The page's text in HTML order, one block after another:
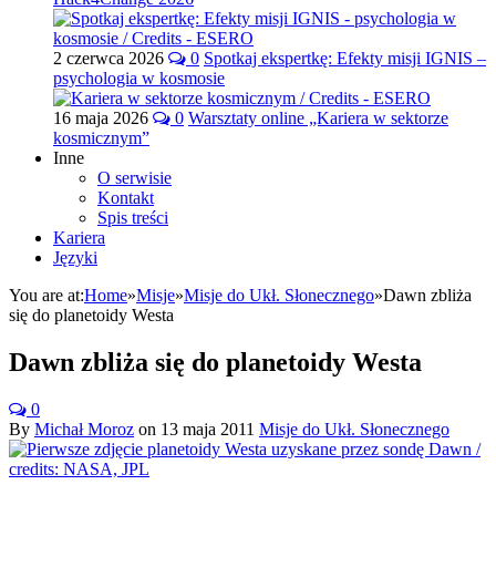
2 czerwca 2026 0 Spotkaj ekspertkę: Efekty misji IGNIS –
psychologia w kosmosie
16 maja 2026 0 Warsztaty online „Kariera w sektorze
kosmicznym”
Inne
O serwisie
Kontakt
Spis treści
Kariera
Języki
You are at:Home»Misje»Misje do Ukł. Słonecznego»Dawn zbliża
się do planetoidy Westa
Dawn zbliża się do planetoidy Westa
0
By Michał Moroz on 13 maja 2011 Misje do Ukł. Słonecznego